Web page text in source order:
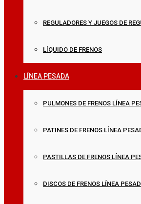
REGULADORES Y JUEGOS DE
LÍQUIDO DE FRENOS
LÍNEA PESADA
PULMONES DE FRENOS LÍNEA
PATINES DE FRENOS LÍNEA
PASTILLAS DE FRENOS LÍNEA
DISCOS DE FRENOS LÍNEA